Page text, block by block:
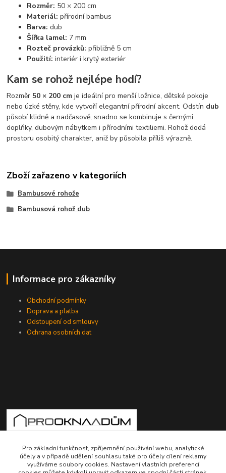
Rozměr: 50 × 200 cm
Materiál: přírodní bambus
Barva: dub
Šířka lamel: 7 mm
Rozteč provázků: přibližně 5 cm
Použití: interiér i krytý exteriér
Kam se rohož nejlépe hodí?
Rozměr 50 × 200 cm je ideální pro menší ložnice, dětské pokoje
nebo úzké stěny, kde vytvoří elegantní přírodní akcent. Odstín dub
působí klidně a nadčasově, snadno se kombinuje s černými
doplňky, dubovým nábytkem i přírodními textiliemi. Rohož dodá
prostoru osobitý charakter, aniž by působila příliš výrazně.
Zboží zařazeno v kategoriích
Bambusové rohože
Bambusová rohož dub
Informace pro zákazníky
Obchodní podmínky
Doprava a platba
Odstoupení od smlouvy
Ochrana osobních dat
775724471, 773177017
10-18hod
Pro základní funkčnost, zpříjemnění používání webu, analytické
účely a v případě udělení souhlasu také pro účely cílení reklamy
využíváme soubory cookies. Nastavení vlastních preferencí